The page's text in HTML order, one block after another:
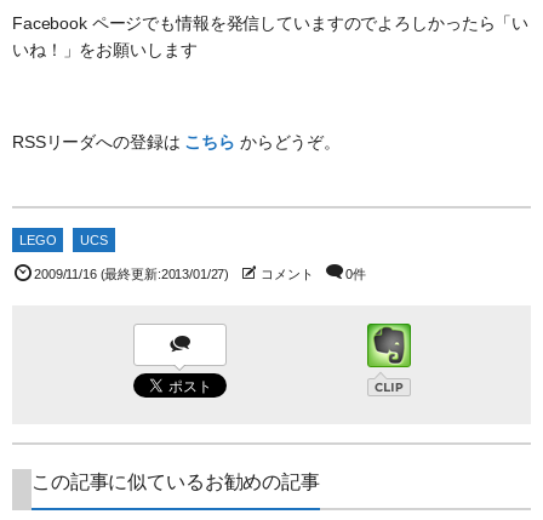
Facebook ページでも情報を発信していますのでよろしかったら「い
いね！」をお願いします
RSSリーダへの登録は こちら からどうぞ。
LEGO UCS
2009/11/16(最終更新:2013/01/27) コメント 0件
この記事に似ているお勧めの記事